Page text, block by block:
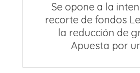
Se opone a la
recorte de fondos
la reducción de
Apuesta por